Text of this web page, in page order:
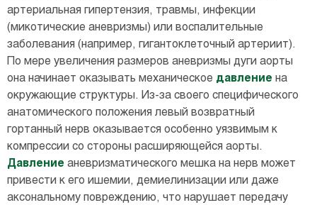
артериальная гипертензия, травмы, инфекции
(микотические аневризмы) или воспалительные
заболевания (например, гигантоклеточный артериит).
По мере увеличения размеров аневризмы дуги аорты
она начинает оказывать механическое давление на
окружающие структуры. Из-за своего специфического
анатомического положения левый возвратный
гортанный нерв оказывается особенно уязвимым к
компрессии со стороны расширяющейся аорты.
Давление аневризматического мешка на нерв может
привести к его ишемии, демиелинизации или даже
аксональному повреждению, что нарушает передачу